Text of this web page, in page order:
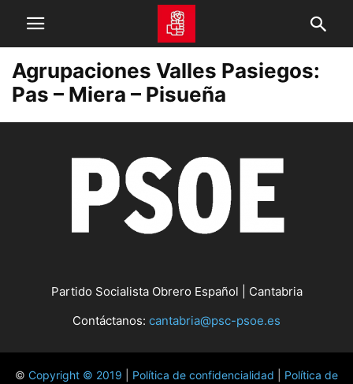
Agrupaciones Valles Pasiegos:
Pas – Miera – Pisueña
Partido Socialista Obrero Español | Cantabria
Contáctanos: cantabria@psc-psoe.es
© Copyright © 2019 Política de confidencialidad
Política de